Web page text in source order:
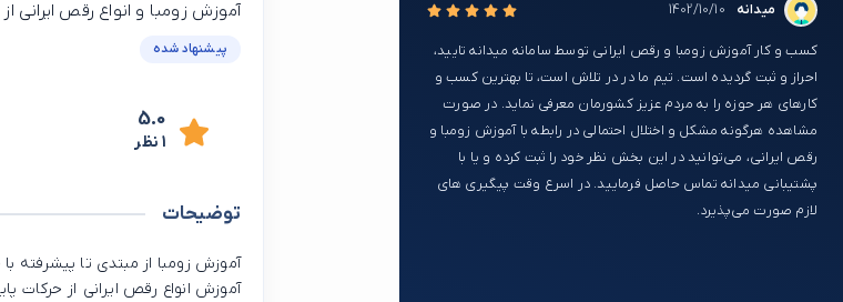
آموزش زومبا و انواع رقص ایرانی
پیشنهاد شده
5.0
1 نظر
توضیحات
آموزش زومبا از مبتدی تا پیشرفته
آموزش انواع رقص ایرانی از حرکات
میدانه 1402/10/10
کسب و کار آموزش زومبا و رقص ایرانی توسط سامانه میدانه تایید،
احراز و ثبت گردیده است. تیم ما در در تلاش است، تا بهترین کسب و
کارهای هر حوزه را به مردم عزیز کشورمان معرفی نماید. در صورت
مشاهده هرگونه مشکل و اختلال احتمالی در رابطه با آموزش زومبا و
رقص ایرانی، می‌توانید در این بخش نظر خود را ثبت کرده و یا با
پشتیبانی میدانه تماس حاصل فرمایید. در اسرع وقت پیگیری های
لازم صورت می‌پذیرد.